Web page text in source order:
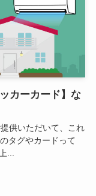
カーカード】な
供いただいて、これ
タグやカードって
...